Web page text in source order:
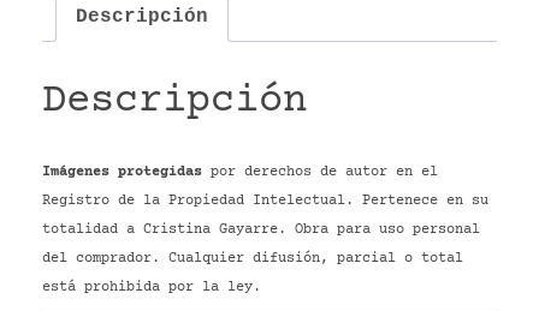
Descripción
Descripción
Imágenes protegidas por derechos de autor en el
Registro de la Propiedad Intelectual. Pertenece en su
totalidad a Cristina Gayarre. Obra para uso personal
del comprador. Cualquier difusión, parcial o total
está prohibida por la ley.